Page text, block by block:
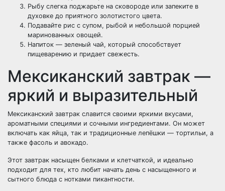
Рыбу слегка поджарьте на сковороде или запеките в
духовке до приятного золотистого цвета.
Подавайте рис с супом, рыбой и небольшой порцией
маринованных овощей.
Напиток — зеленый чай, который способствует
пищеварению и придает свежесть.
Мексиканский завтрак —
яркий и выразительный
Мексиканский завтрак славится своими яркими вкусами,
ароматными специями и сочными ингредиентами. Он может
включать как яйца, так и традиционные лепёшки — тортильи, а
также фасоль и авокадо.
Этот завтрак насыщен белками и клетчаткой, и идеально
подходит для тех, кто любит начать день с насыщенного и
сытного блюда с нотками пикантности.